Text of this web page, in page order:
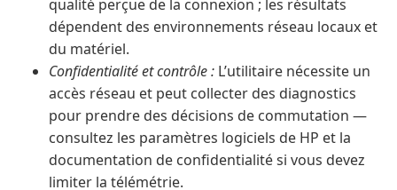
qualité perçue de la connexion ; les résultats
dépendent des environnements réseau locaux et
du matériel.
Confidentialité et contrôle : L’utilitaire nécessite un
accès réseau et peut collecter des diagnostics
pour prendre des décisions de commutation —
consultez les paramètres logiciels de HP et la
documentation de confidentialité si vous devez
limiter la télémétrie.